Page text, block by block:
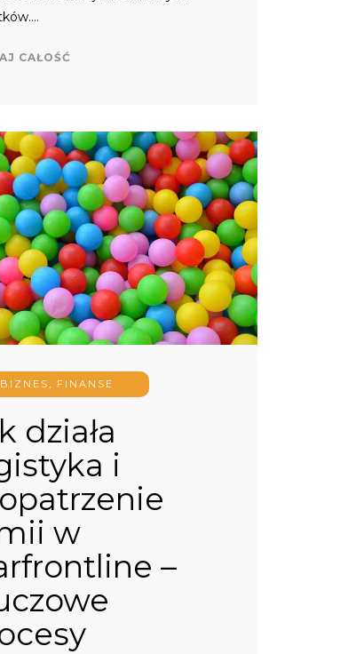
CAŁOŚĆ
BIZNES, FINANSE
działa
i
w
–